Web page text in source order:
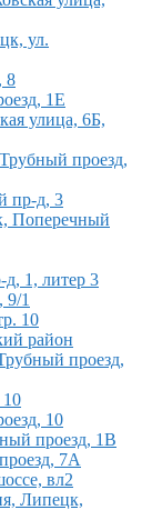
ул.
8
1Е
улица, 6Б,
проезд,
пр-д, 3
Поперечный
1, литер 3
9/1
10
район
проезд,
10
проезд, 1В
7А
вл2
Липецк,